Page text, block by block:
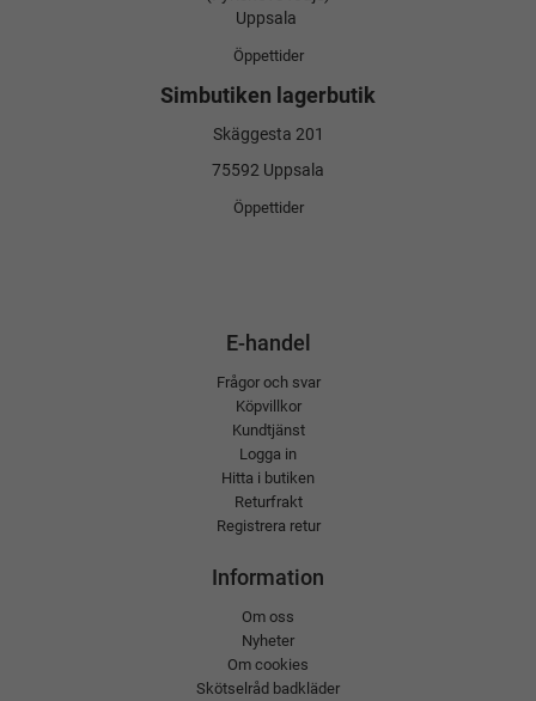
Uppsala
Öppettider
Simbutiken lagerbutik
Skäggesta 201
75592 Uppsala
Öppettider
E-handel
Frågor och svar
Köpvillkor
Kundtjänst
Logga in
Hitta i butiken
Returfrakt
Registrera retur
Information
Om oss
Nyheter
Om cookies
Skötselråd badkläder